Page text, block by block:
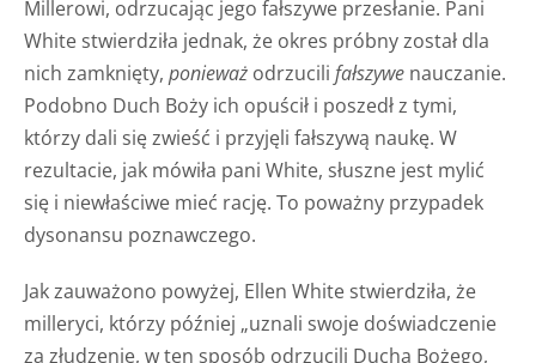
Millerowi, odrzucając jego fałszywe przesłanie. Pani
White stwierdziła jednak, że okres próbny został dla
nich zamknięty, ponieważ odrzucili fałszywe nauczanie.
Podobno Duch Boży ich opuścił i poszedł z tymi,
którzy dali się zwieść i przyjęli fałszywą naukę. W
rezultacie, jak mówiła pani White, słuszne jest mylić
się i niewłaściwe mieć rację. To poważny przypadek
dysonansu poznawczego.
Jak zauważono powyżej, Ellen White stwierdziła, że
milleryci, którzy później „uznali swoje doświadczenie
za złudzenie, w ten sposób odrzucili Ducha Bożego,